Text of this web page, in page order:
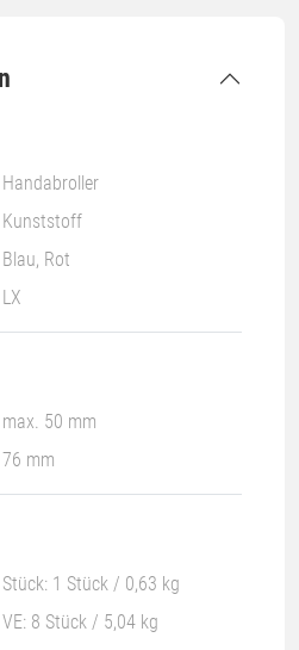
Handabroller
Kunststoff
Blau, Rot
LX
max. 50 mm
76 mm
Stück: 1 Stück / 0,63 kg
VE: 8 Stück / 5,04 kg